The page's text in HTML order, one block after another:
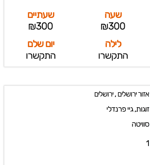
שעה
₪300
שעתיים
₪300
לילה
התקשרו
יום שלם
התקשרו
אזור ירושלים,ירושלים
זוגות, גיי פרנדלי
סוויטה
1